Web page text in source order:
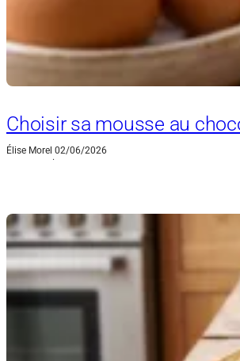
Choisir sa mousse au
Élise Morel
·
02/06/2026